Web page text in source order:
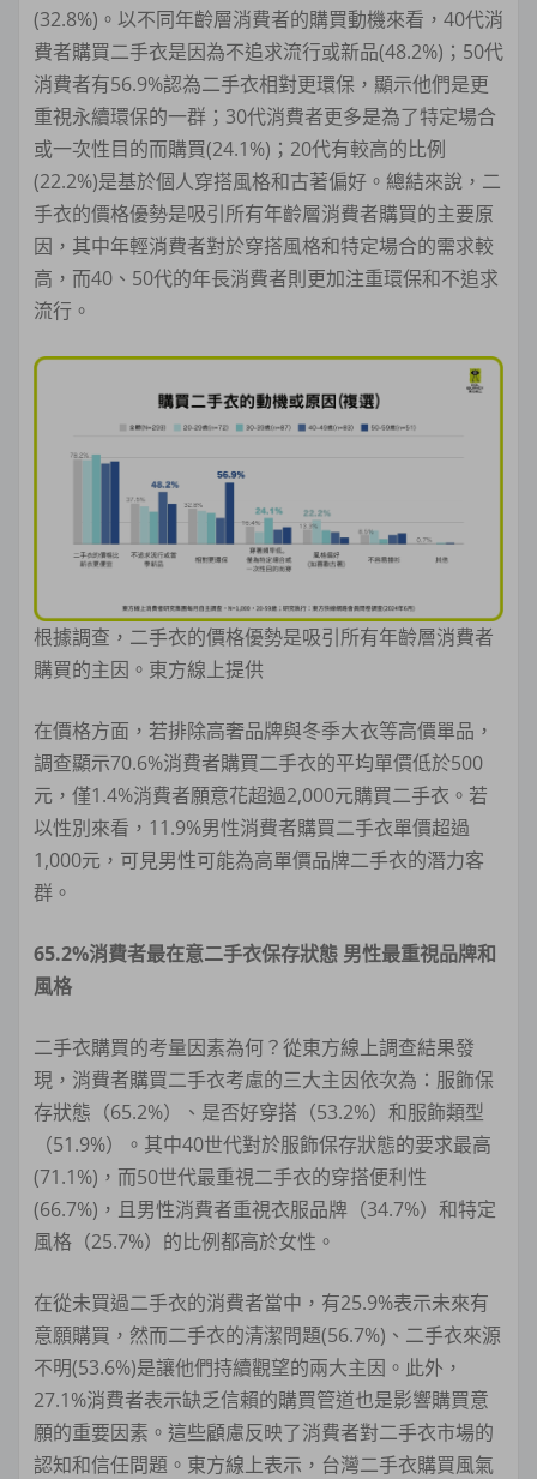
(32.8%)。以不同年齡層消費者的購買動機來看，40代消
費者購買二手衣是因為不追求流行或新品(48.2%)；50代
消費者有56.9%認為二手衣相對更環保，顯示他們是更
重視永續環保的一群；30代消費者更多是為了特定場合
或一次性目的而購買(24.1%)；20代有較高的比例
(22.2%)是基於個人穿搭風格和古著偏好。總結來說，二
手衣的價格優勢是吸引所有年齡層消費者購買的主要原
因，其中年輕消費者對於穿搭風格和特定場合的需求較
高，而40、50代的年長消費者則更加注重環保和不追求
流行。
根據調查，二手衣的價格優勢是吸引所有年齡層消費者
購買的主因。東方線上提供
在價格方面，若排除高奢品牌與冬季大衣等高價單品，
調查顯示70.6%消費者購買二手衣的平均單價低於500
元，僅1.4%消費者願意花超過2,000元購買二手衣。若
以性別來看，11.9%男性消費者購買二手衣單價超過
1,000元，可見男性可能為高單價品牌二手衣的潛力客
群。
65.2%消費者最在意二手衣保存狀態 男性最重視品牌和
風格
二手衣購買的考量因素為何？從東方線上調查結果發
現，消費者購買二手衣考慮的三大主因依次為：服飾保
存狀態（65.2%）、是否好穿搭（53.2%）和服飾類型
（51.9%）。其中40世代對於服飾保存狀態的要求最高
(71.1%)，而50世代最重視二手衣的穿搭便利性
(66.7%)，且男性消費者重視衣服品牌（34.7%）和特定
風格（25.7%）的比例都高於女性。
在從未買過二手衣的消費者當中，有25.9%表示未來有
意願購買，然而二手衣的清潔問題(56.7%)、二手衣來源
不明(53.6%)是讓他們持續觀望的兩大主因。此外，
27.1%消費者表示缺乏信賴的購買管道也是影響購買意
願的重要因素。這些顧慮反映了消費者對二手衣市場的
認知和信任問題。東方線上表示，台灣二手衣購買風氣